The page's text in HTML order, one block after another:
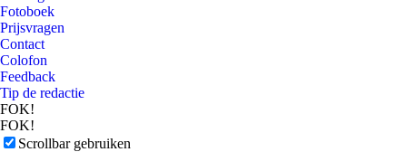
Fotoboek
Prijsvragen
Contact
Colofon
Feedback
Tip de redactie
FOK!
FOK!
Scrollbar gebruiken